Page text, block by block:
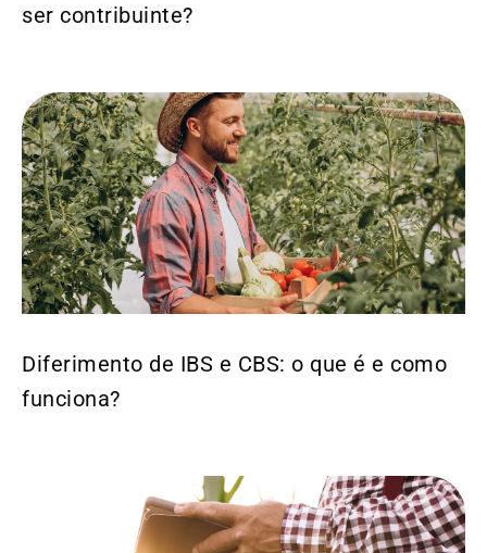
ser contribuinte?
Diferimento de IBS e CBS: o que é e como
funciona?